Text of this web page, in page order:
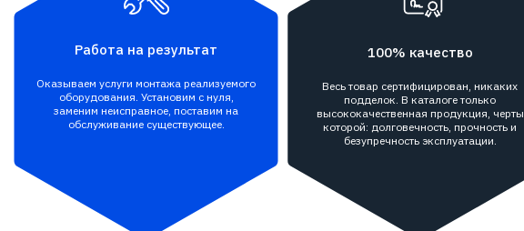
Работа на результат
Оказываем услуги монтажа реализуемого
оборудования. Установим с нуля,
заменим неисправное, поставим на
обслуживание существующее.
100% качество
Весь товар сертифицирован, никаких
подделок. В каталоге только
высококачественная продукция, черты
которой: долговечность, прочность и
безупречность эксплуатации.